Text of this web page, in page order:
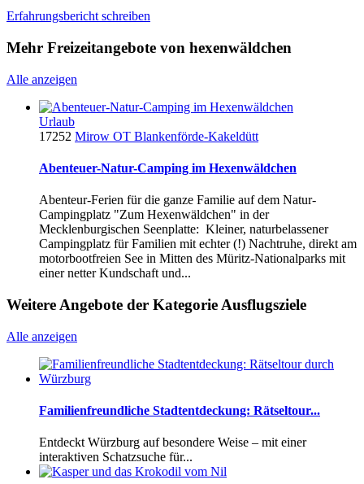
Erfahrungsbericht schreiben
Mehr Freizeitangebote von hexenwäldchen
Alle anzeigen
Urlaub
17252 Mirow OT Blankenförde-Kakeldütt
Abenteuer-Natur-Camping im Hexenwäldchen
Abenteur-Ferien für die ganze Familie auf dem Natur-
Campingplatz "Zum Hexenwäldchen" in der
Mecklenburgischen Seenplatte: Kleiner, naturbelassener
Campingplatz für Familien mit echter (!) Nachtruhe, direkt am
motorbootfreien See in Mitten des Müritz-Nationalparks mit
einer netter Kundschaft und...
Weitere Angebote der Kategorie Ausflugsziele
Alle anzeigen
Familienfreundliche Stadtentdeckung: Rätseltour...
Entdeckt Würzburg auf besondere Weise – mit einer
interaktiven Schatzsuche für...